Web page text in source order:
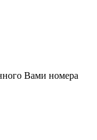
Вами номера